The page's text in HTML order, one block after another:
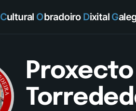
Cultural Obradoiro Dixital G